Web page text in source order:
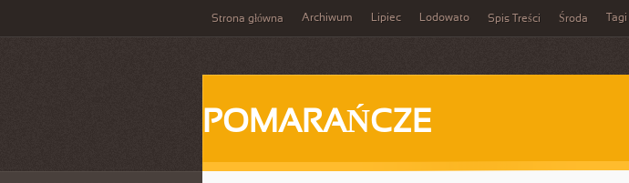
Strona główna Archiwum Lipiec Lodowato Spis Treści Środa Tagi
POMARAŃCZE